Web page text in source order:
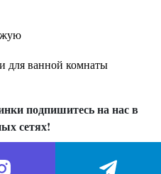
для ванной комнаты
подпишитесь на нас в
сетях!